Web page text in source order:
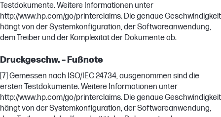
Testdokumente. Weitere Informationen unter
http://www.hp.com/go/printerclaims. Die genaue Geschwindigkeit
hängt von der Systemkonfiguration, der Softwareanwendung,
dem Treiber und der Komplexität der Dokumente ab.
Druckgeschw. – Fußnote
[7] Gemessen nach ISO/IEC 24734, ausgenommen sind die
ersten Testdokumente. Weitere Informationen unter
http://www.hp.com/go/printerclaims. Die genaue Geschwindigkeit
hängt von der Systemkonfiguration, der Softwareanwendung,